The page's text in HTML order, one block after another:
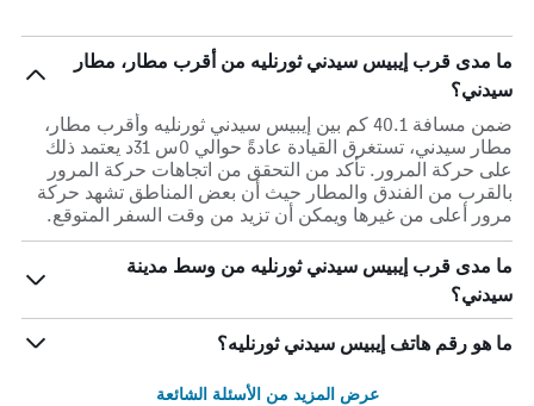
ما مدى قرب إيبيس سيدني ثورنليه من أقرب مطار، مطار
سيدني؟
ضمن مسافة 40.1 كم بين إيبيس سيدني ثورنليه وأقرب مطار،
مطار سيدني، تستغرق القيادة عادةً حوالي 0س 31د يعتمد ذلك
على حركة المرور. تأكد من التحقق من اتجاهات حركة المرور
بالقرب من الفندق والمطار حيث أن بعض المناطق تشهد حركة
مرور أعلى من غيرها ويمكن أن تزيد من وقت السفر المتوقع.
ما مدى قرب إيبيس سيدني ثورنليه من وسط مدينة
سيدني؟
ما هو رقم هاتف إيبيس سيدني ثورنليه؟
عرض المزيد من الأسئلة الشائعة